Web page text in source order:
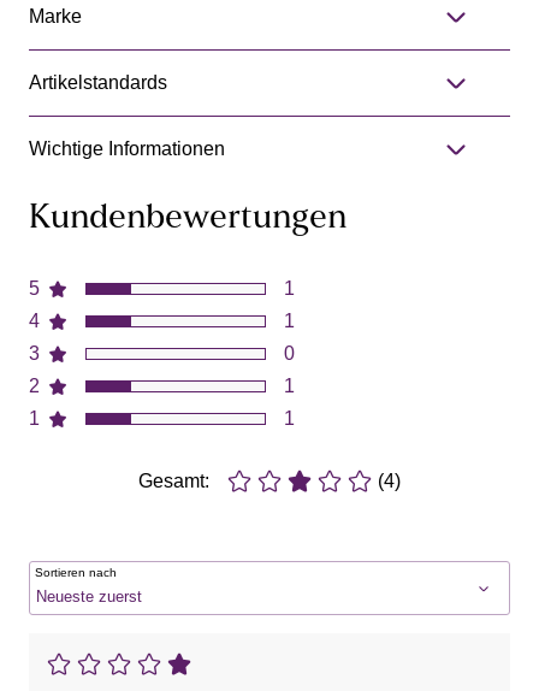
Marke
Artikelstandards
Wichtige Informationen
Kundenbewertungen
5
4
3
2
1
1
1
0
1
1
Gesamt: (4)
Sortieren nach